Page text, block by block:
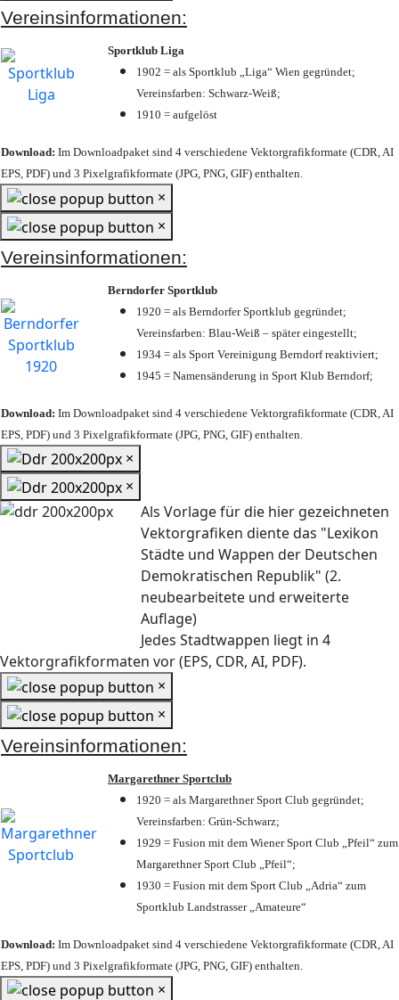
Vereinsinformationen:
Sportklub Liga
1902 = als Sportklub „Liga“ Wien gegründet;
Vereinsfarben: Schwarz-Weiß;
1910 = aufgelöst
Download: Im Downloadpaket sind 4 verschiedene Vektorgrafikformate (CDR, AI
EPS, PDF) und 3 Pixelgrafikformate (JPG, PNG, GIF) enthalten.
×
×
Vereinsinformationen:
Berndorfer Sportklub
1920 = als Berndorfer Sportklub gegründet;
Vereinsfarben: Blau-Weiß – später eingestellt;
1934 = als Sport Vereinigung Berndorf reaktiviert;
1945 = Namensänderung in Sport Klub Berndorf;
Download: Im Downloadpaket sind 4 verschiedene Vektorgrafikformate (CDR, AI
EPS, PDF) und 3 Pixelgrafikformate (JPG, PNG, GIF) enthalten.
×
×
Als Vorlage für die hier gezeichneten
Vektorgrafiken diente das "Lexikon
Städte und Wappen der Deutschen
Demokratischen Republik" (2.
neubearbeitete und erweiterte
Auflage)
Jedes Stadtwappen liegt in 4
Vektorgrafikformaten vor (EPS, CDR, AI, PDF).
×
×
Vereinsinformationen:
Margarethner Sportclub
1920 = als Margarethner Sport Club gegründet;
Vereinsfarben: Grün-Schwarz;
1929 = Fusion mit dem Wiener Sport Club „Pfeil“ zum
Margarethner Sport Club „Pfeil“;
1930 = Fusion mit dem Sport Club „Adria“ zum
Sportklub Landstrasser „Amateure“
Download: Im Downloadpaket sind 4 verschiedene Vektorgrafikformate (CDR, AI
EPS, PDF) und 3 Pixelgrafikformate (JPG, PNG, GIF) enthalten.
×